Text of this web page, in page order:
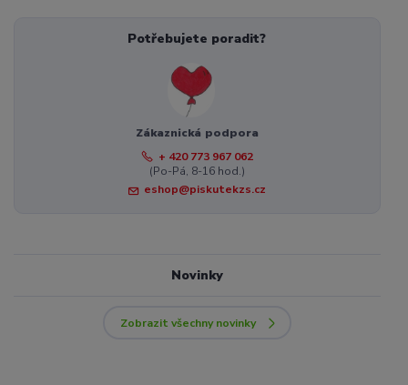
Potřebujete poradit?
Zákaznická podpora
+ 420 773 967 062
(Po-Pá, 8-16 hod.)
eshop@piskutekzs.cz
Novinky
Zobrazit všechny novinky